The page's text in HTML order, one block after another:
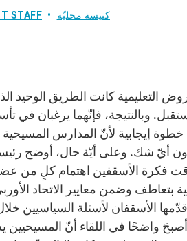
STAFF كنيسة محليّة
التعليمية كانت الطريق الوحيد
وبالنتيجة، فإنّهما يرغبان
إيجابية لأنّ المدارس
أيّ شك. وعلى أيّة حال، أوضح
فكرة الأسقفين اهتمام كلٍ من عضو
بتعاطف وضمن معايير الاتحاد
الأسقفان لأسئلة السياسيين
أصبحَ واضحًا في اللقاء أنّ